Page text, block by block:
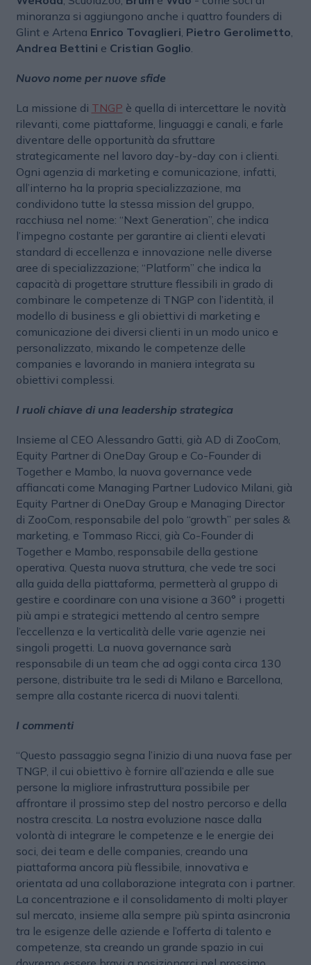
minoranza si aggiungono anche i quattro founders di
Glint e Artena Enrico Tovaglieri Pietro Gerolimetto
Andrea Bettini e Cristian Goglio
Nuovo nome per nuove sfide
La missione di TNGP è quella di intercettare le novità
rilevanti, come piattaforme, linguaggi e canali, e farle
diventare delle opportunità da sfruttare
strategicamente nel lavoro day-by-day con i clienti.
Ogni agenzia di marketing e comunicazione, infatti,
all’interno ha la propria specializzazione, ma
condividono tutte la stessa mission del gruppo,
racchiusa nel nome: “Next Generation”, che indica
l’impegno costante per garantire ai clienti elevati
standard di eccellenza e innovazione nelle diverse
aree di specializzazione; “Platform” che indica la
capacità di progettare strutture flessibili in grado di
combinare le competenze di TNGP con l’identità, il
modello di business e gli obiettivi di marketing e
comunicazione dei diversi clienti in un modo unico e
personalizzato, mixando le competenze delle
companies e lavorando in maniera integrata su
obiettivi complessi.
I ruoli chiave di una leadership strategica
Insieme al CEO Alessandro Gatti, già AD di ZooCom,
Equity Partner di OneDay Group e Co-Founder di
Together e Mambo, la nuova governance vede
affiancati come Managing Partner Ludovico Milani, già
Equity Partner di OneDay Group e Managing Director
di ZooCom, responsabile del polo “growth” per sales &
marketing, e Tommaso Ricci, già Co-Founder di
Together e Mambo, responsabile della gestione
operativa. Questa nuova struttura, che vede tre soci
alla guida della piattaforma, permetterà al gruppo di
gestire e coordinare con una visione a 360° i progetti
più ampi e strategici mettendo al centro sempre
l’eccellenza e la verticalità delle varie agenzie nei
singoli progetti. La nuova governance sarà
responsabile di un team che ad oggi conta circa 130
persone, distribuite tra le sedi di Milano e Barcellona,
sempre alla costante ricerca di nuovi talenti.
I commenti
“Questo passaggio segna l’inizio di una nuova fase per
TNGP, il cui obiettivo è fornire all’azienda e alle sue
persone la migliore infrastruttura possibile per
affrontare il prossimo step del nostro percorso e della
nostra crescita. La nostra evoluzione nasce dalla
volontà di integrare le competenze e le energie dei
soci, dei team e delle companies, creando una
piattaforma ancora più flessibile, innovativa e
orientata ad una collaborazione integrata con i partner.
La concentrazione e il consolidamento di molti player
sul mercato, insieme alla sempre più spinta asincronia
tra le esigenze delle aziende e l’offerta di talento e
competenze, sta creando un grande spazio in cui